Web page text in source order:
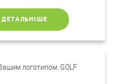
ДЕТАЛЬНІШЕ
логотипом. GOLF